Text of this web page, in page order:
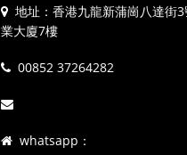
地址：香港九龍新蒲崗八達街
業大廈7樓
00852 37264282
whatsapp：